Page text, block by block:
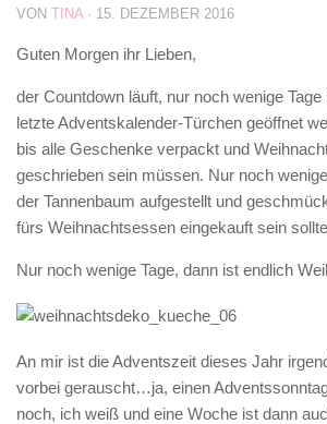
VON TINA · 15. DEZEMBER 2016
Guten Morgen ihr Lieben,
der Countdown läuft, nur noch wenige Tage
letzte Adventskalender-Türchen geöffnet
bis alle Geschenke verpackt und
geschrieben sein müssen. Nur noch
der Tannenbaum aufgestellt und
fürs Weihnachtsessen eingekauft sein
Nur noch wenige Tage, dann ist endlich
An mir ist die Adventszeit dieses Jahr
vorbei gerauscht…ja, einen
noch, ich weiß und eine Woche ist dann